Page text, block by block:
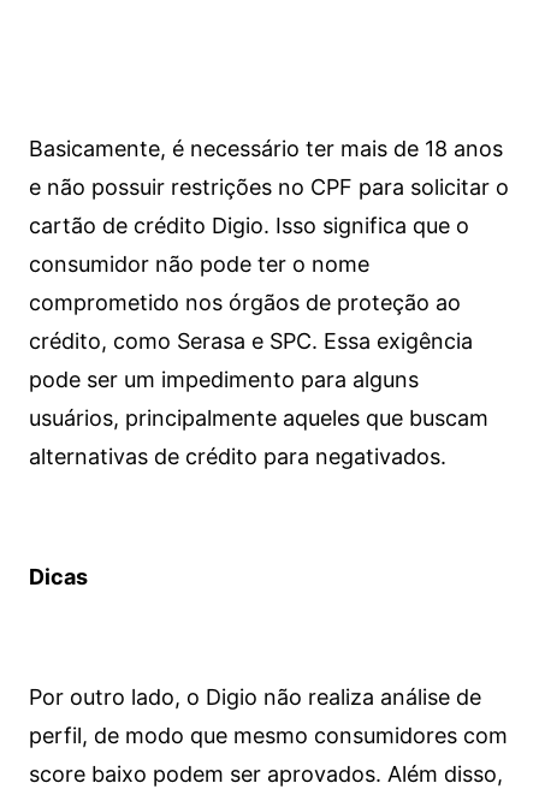
Basicamente, é necessário ter mais de 18 anos
e não possuir restrições no CPF para solicitar o
cartão de crédito Digio. Isso significa que o
consumidor não pode ter o nome
comprometido nos órgãos de proteção ao
crédito, como Serasa e SPC. Essa exigência
pode ser um impedimento para alguns
usuários, principalmente aqueles que buscam
alternativas de crédito para negativados.
Dicas
Por outro lado, o Digio não realiza análise de
perfil, de modo que mesmo consumidores com
score baixo podem ser aprovados. Além disso,